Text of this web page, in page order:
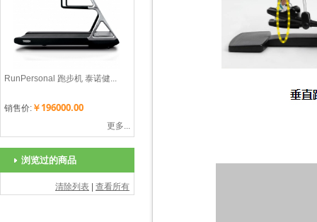
RunPersonal 跑步机 泰诺健...
销售价: ￥196000.00
更多...
浏览过的商品
清除列表 查看所有